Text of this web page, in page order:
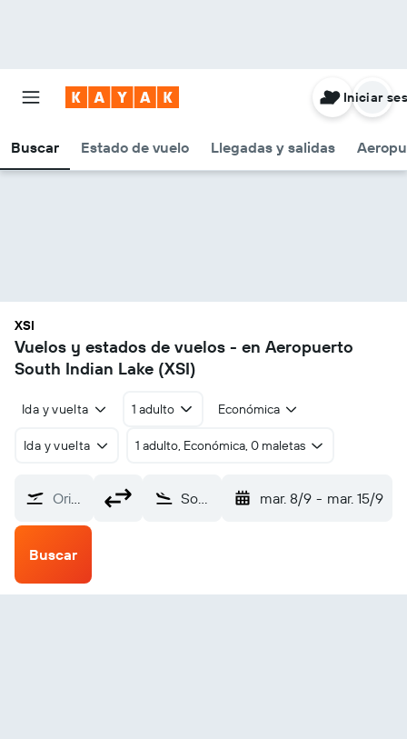
Buscar Estado de vuelo Llegadas y salidas
Iniciar
XSI
Vuelos y estados de vuelos - en Aeropuerto
South Indian Lake (XSI)
Ida y vuelta 1 adulto Económica
Ida y vuelta 1 adulto, Económica, 0 maletas
Origen South Indian Lake (XSI) mar. 8/9 - mar. 15/9
Buscar